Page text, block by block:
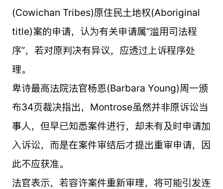
(Cowichan Tribes)原住民土地权(Aboriginal
title)案的申请，认为有关申请属“滥用司法程
序”，若对原判决有异议，应透过上诉程序处
理。
卑诗最高法院法官杨恩(Barbara Young)周一颁
布34页裁决指出，Montrose虽然并非原诉讼当
事人，但早已知悉案件进行，却未有及时申请加
入诉讼，而是在案件审结后才提出重审申请，因
此不应获准。
法官表示，若容许案件重新审理，将可能引发连